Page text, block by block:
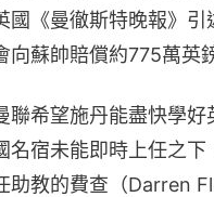
國《曼徹斯特晚報》引
向蘇帥賠償約775萬英
聯希望施丹能盡快學好
名宿未能即時上任之下
助教的費查（Darren